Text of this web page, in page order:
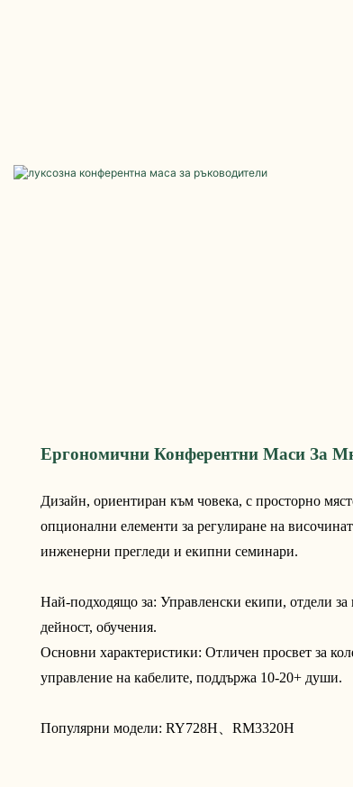
Ергономични Конферентни Маси За
Дизайн, ориентиран към човека, с просторно
опционални елементи за регулиране на
инженерни прегледи и екипни семинари.
Най-подходящо за: Управленски екипи, отдели за
дейност, обучения.
Основни характеристики: Отличен просвет за
управление на кабелите, поддържа 10-20+ души.
Популярни модели: RY728H、 RM3320H